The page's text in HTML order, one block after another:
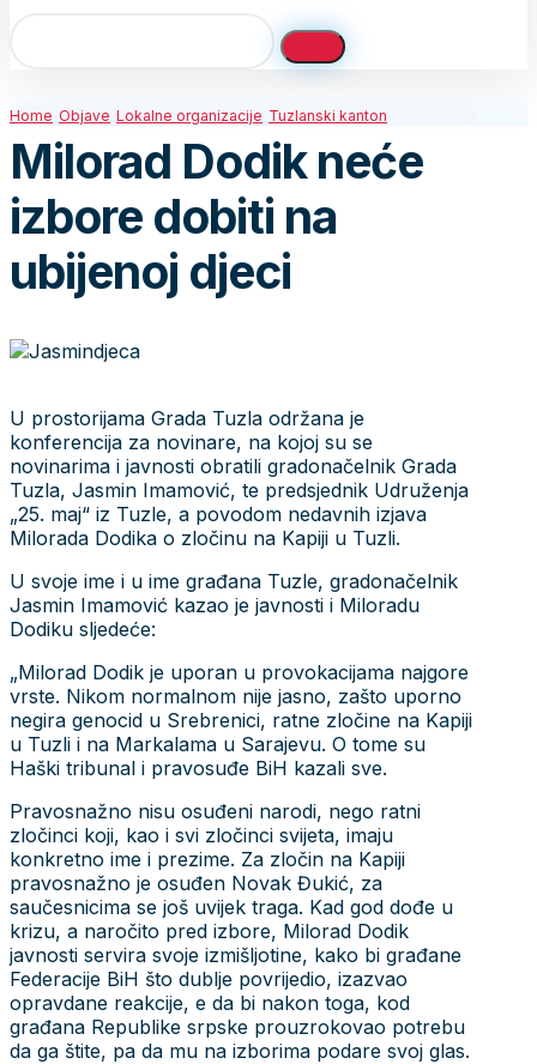
Home Objave Lokalne organizacije Tuzlanski kanton
Milorad Dodik neće
izbore dobiti na
ubijenoj djeci
U prostorijama Grada Tuzla održana je
konferencija za novinare, na kojoj su se
novinarima i javnosti obratili gradonačelnik Grada
Tuzla, Jasmin Imamović, te predsjednik Udruženja
„25. maj“ iz Tuzle, a povodom nedavnih izjava
Milorada Dodika o zločinu na Kapiji u Tuzli.
U svoje ime i u ime građana Tuzle, gradonačelnik
Jasmin Imamović kazao je javnosti i Miloradu
Dodiku sljedeće:
„Milorad Dodik je uporan u provokacijama najgore
vrste. Nikom normalnom nije jasno, zašto uporno
negira genocid u Srebrenici, ratne zločine na Kapiji
u Tuzli i na Markalama u Sarajevu. O tome su
Haški tribunal i pravosuđe BiH kazali sve.
Pravosnažno nisu osuđeni narodi, nego ratni
zločinci koji, kao i svi zločinci svijeta, imaju
konkretno ime i prezime. Za zločin na Kapiji
pravosnažno je osuđen Novak Đukić, za
saučesnicima se još uvijek traga. Kad god dođe u
krizu, a naročito pred izbore, Milorad Dodik
javnosti servira svoje izmišljotine, kako bi građane
Federacije BiH što dublje povrijedio, izazvao
opravdane reakcije, e da bi nakon toga, kod
građana Republike srpske prouzrokovao potrebu
da ga štite, pa da mu na izborima podare svoj glas.